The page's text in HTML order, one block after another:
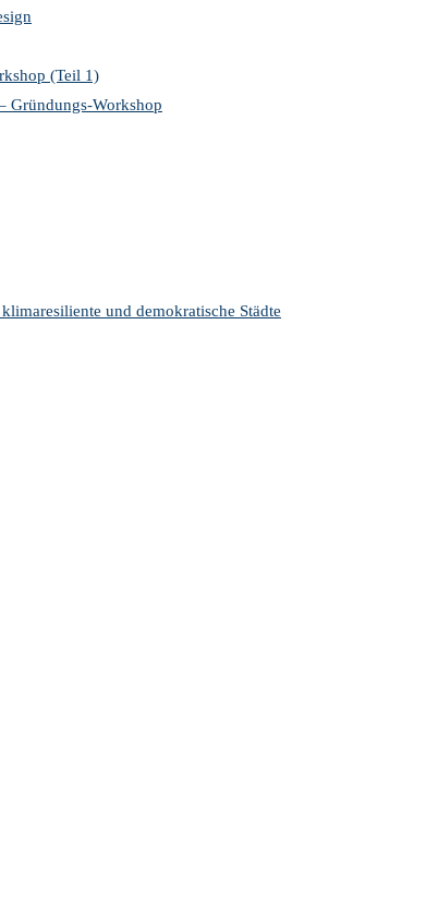
(Teil 1)
Gründungs-Workshop
und demokratische Städte